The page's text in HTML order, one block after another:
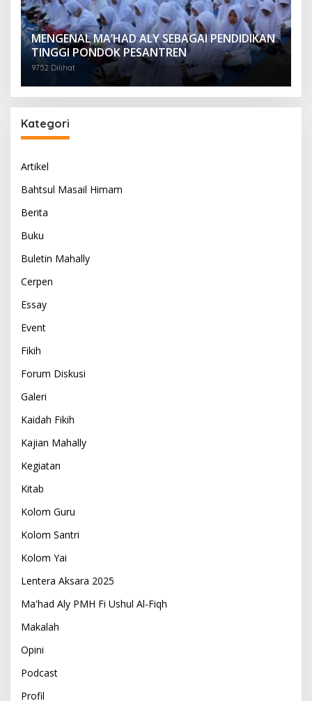
MENGENAL MA’HAD ALY SEBAGAI PENDIDIKAN
TINGGI PONDOK PESANTREN
9752 Dilihat
Kategori
Artikel
Bahtsul Masail Himam
Berita
Buku
Buletin Mahally
Cerpen
Essay
Event
Fikih
Forum Diskusi
Galeri
Kaidah Fikih
Kajian Mahally
Kegiatan
Kitab
Kolom Guru
Kolom Santri
Kolom Yai
Lentera Aksara 2025
Ma'had Aly PMH Fi Ushul Al-Fiqh
Makalah
Opini
Podcast
Profil